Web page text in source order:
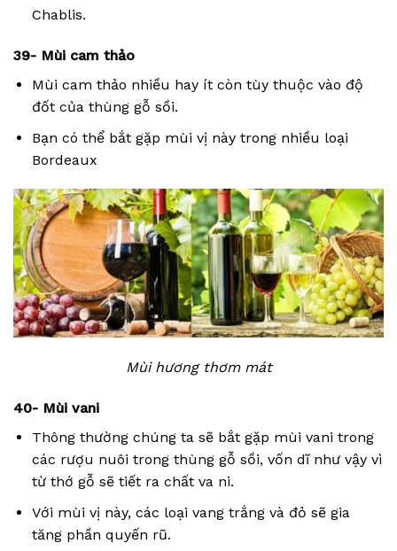
Chablis.
39- Mùi cam thảo
Mùi cam thảo nhiều hay ít còn tùy thuộc vào độ
đốt của thùng gỗ sồi.
Bạn có thể bắt gặp mùi vị này trong nhiều loại
Bordeaux
Mùi hương thơm mát
40- Mùi vani
Thông thường chúng ta sẽ bắt gặp mùi vani trong
các rượu nuôi trong thùng gỗ sồi, vốn dĩ như vậy vì
từ thớ gỗ sẽ tiết ra chất va ni.
Với mùi vị này, các loại vang trắng và đỏ sẽ gia
tăng phần quyến rũ.